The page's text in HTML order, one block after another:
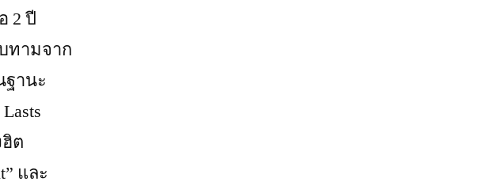
2 ปี
ทามจาก
ฐานะ
ต
และ